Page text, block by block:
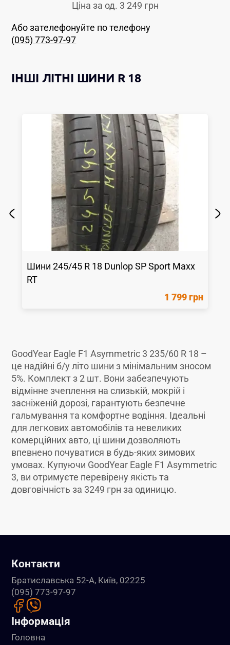
Ціна за од. 3 249 грн
Або зателефонуйте по телефону
(095) 773-97-97
ІНШІ ЛІТНІ ШИНИ R 18
Шини245/45 R 18 Dunlop SP Sport Maxx
RT
1 799 грн
GoodYear Eagle F1 Asymmetric 3 235/60 R 18 –
це надійні б/у літо шини з мінімальним зносом
5%. Комплект з 2 шт. Вони забезпечують
відмінне зчеплення на слизькій, мокрій і
засніженій дорозі, гарантують безпечне
гальмування та комфортне водіння. Ідеальні
для легкових автомобілів та невеликих
комерційних авто, ці шини дозволяють
впевнено почуватися в будь-яких зимових
умовах. Купуючи GoodYear Eagle F1 Asymmetric
3, ви отримуєте перевірену якість та
довговічність за 3249 грн за одиницю.
Контакти
Братиславська 52-А, Київ, 02225
(095) 773-97-97
Інформація
Головна